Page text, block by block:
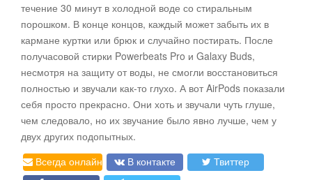
течение 30 минут в холодной воде со стиральным
порошком. В конце концов, каждый может забыть их в
кармане куртки или брюк и случайно постирать. После
получасовой стирки Powerbeats Pro и Galaxy Buds,
несмотря на защиту от воды, не смогли восстановиться
полностью и звучали как-то глухо. А вот AirPods показали
себя просто прекрасно. Они хоть и звучали чуть глуше,
чем следовало, но их звучание было явно лучше, чем у
двух других подопытных.
Всегда онлайн
В контакте
Твиттер